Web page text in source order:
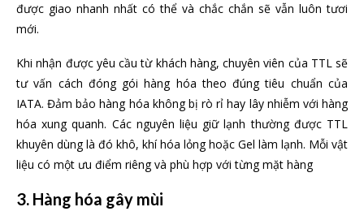
được giao nhanh nhất có thể và chắc chắn sẽ vẫn luôn tươi
mới.
Khi nhận được yêu cầu từ khách hàng, chuyên viên của TTL sẽ
tư vấn cách đóng gói hàng hóa theo đúng tiêu chuẩn của
IATA. Đảm bảo hàng hóa không bị rò rỉ hay lây nhiễm với hàng
hóa xung quanh. Các nguyên liệu giữ lạnh thường được TTL
khuyên dùng là đó khô, khí hóa lỏng hoặc Gel làm lạnh. Mỗi vật
liệu có một ưu điểm riêng và phù hợp với từng mặt hàng
3. Hàng hóa gây mùi